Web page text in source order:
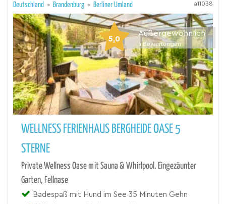
Deutschland > Brandenburg > Berliner Umland a11038
5,0
Außergewöhnlich
4 Bewertungen
WELLNESS FERIENHAUS BERGHEIDE OASE 5
STERNE
Private Wellness Oase mit Sauna & Whirlpool. Eingezäunter
Garten, Fellnase
Badespaß mit Hund im See 35 Minuten Gehn